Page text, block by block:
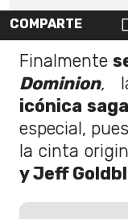
COMPARTE
Finalmente
Dominion,
icónica
especial,
la cinta
y Jeff